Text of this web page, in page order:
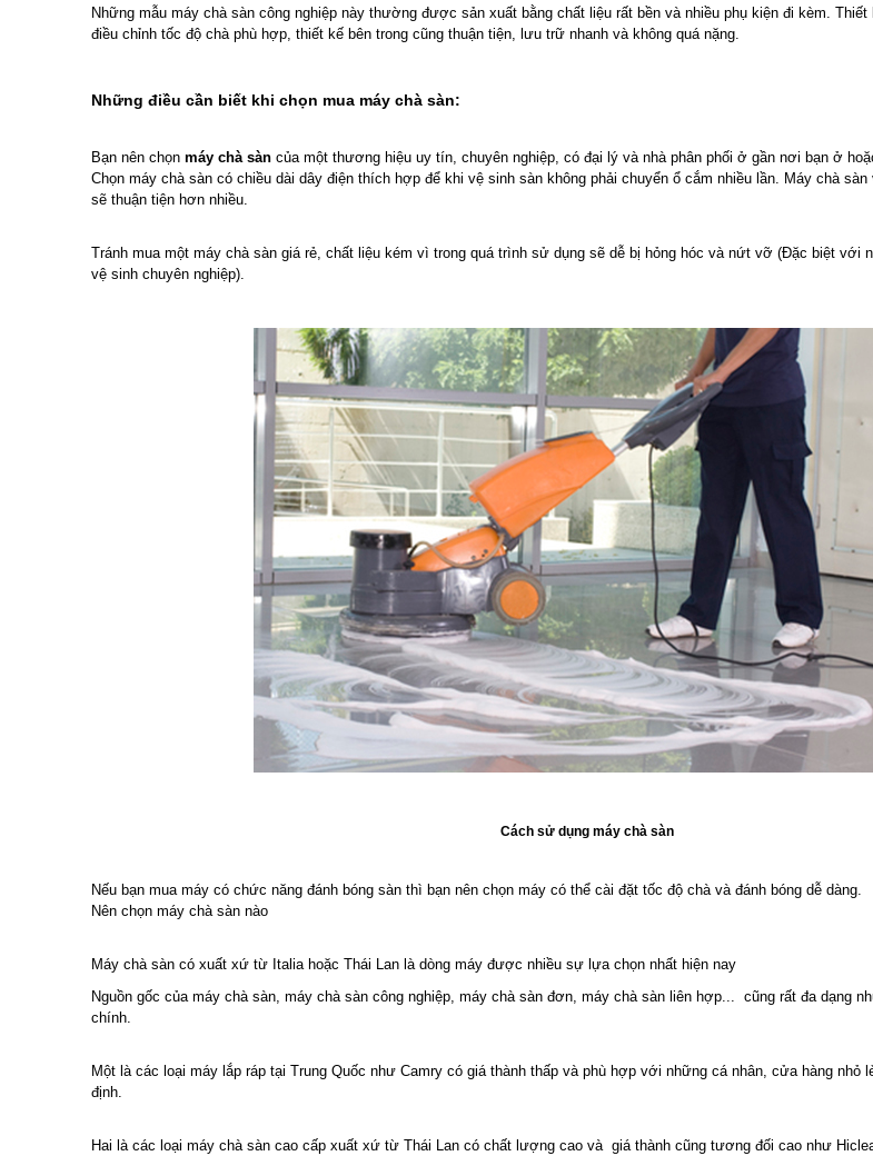
Những mẫu máy chà sàn công nghiệp này thường được sản xuất bằng chất liệu rất bền và nhiều phụ kiện đi kèm.
điều chỉnh tốc độ chà phù hợp, thiết kế bên trong cũng thuận tiện, lưu trữ nhanh và không quá nặng.
Những điều cần biết khi chọn mua máy chà sàn:
Bạn nên chọn máy chà sàn của một thương hiệu uy tín, chuyên nghiệp, có đại lý và nhà phân phối ở gần nơi bạn ở
Chọn máy chà sàn có chiều dài dây điện thích hợp để khi vệ sinh sàn không phải chuyển ổ cắm nhiều lần. Máy chà
sẽ thuận tiện hơn nhiều.
Tránh mua một máy chà sàn giá rẻ, chất liệu kém vì trong quá trình sử dụng sẽ dễ bị hỏng hóc và nứt vỡ (Đặc biệt với
vệ sinh chuyên nghiệp).
Cách sử dụng máy chà sàn
Nếu bạn mua máy có chức năng đánh bóng sàn thì bạn nên chọn máy có thể cài đặt tốc độ chà và đánh bóng dễ dàng.
Nên chọn máy chà sàn nào
Máy chà sàn có xuất xứ từ Italia hoặc Thái Lan là dòng máy được nhiều sự lựa chọn nhất hiện nay
Nguồn gốc của máy chà sàn, máy chà sàn công nghiệp, máy chà sàn đơn, máy chà sàn liên hợp... cũng rất đa dạng
chính.
Một là các loại máy lắp ráp tại Trung Quốc như Camry có giá thành thấp và phù hợp với những cá nhân, cửa hàng nhỏ
định.
Hai là các loại máy chà sàn cao cấp xuất xứ từ Thái Lan có chất lượng cao và giá thành cũng tương đối cao như